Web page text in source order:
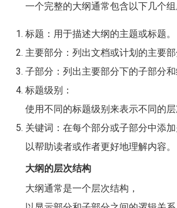
一个完整的大纲通常包含以下几个组
标题：用于描述大纲的主题或标题。
主要部分：列出文档或计划的主要部
子部分：列出主要部分下的子部分和
标题级别：
使用不同的标题级别来表示不同的层
关键词：在每个部分或子部分中添加
以帮助读者或作者更好地理解内容。
大纲的层次结构
大纲通常是一个层次结构，